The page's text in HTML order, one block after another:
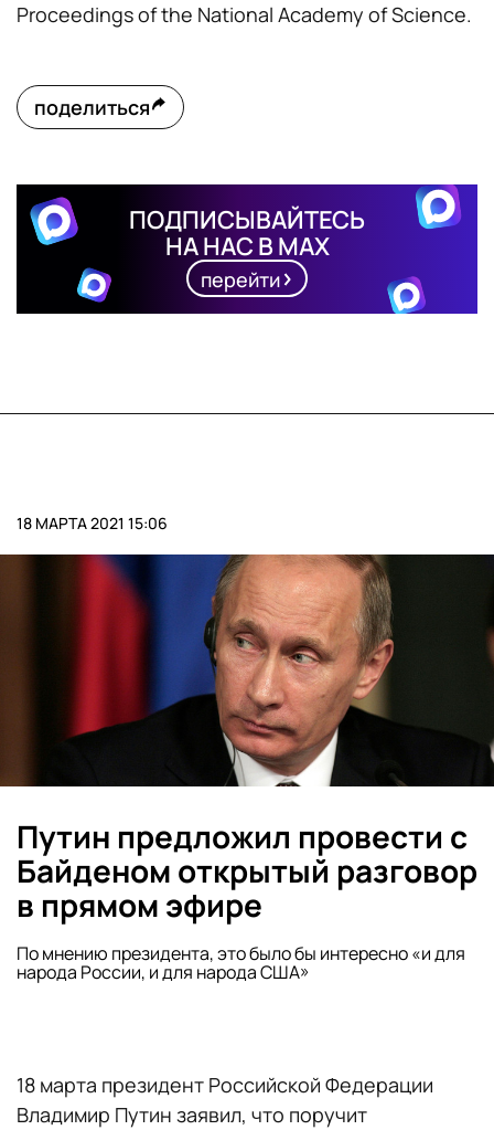
Proceedings of the National Academy of Science.
поделиться
ПОДПИСЫВАЙТЕСЬ
НА НАС В MAX
перейти
18 МАРТА 2021 15:06
Путин предложил провести с
Байденом открытый разговор
в прямом эфире
По мнению президента, это было бы интересно «и для
народа России, и для народа США»
18 марта президент Российской Федерации
Владимир Путин заявил, что поручит